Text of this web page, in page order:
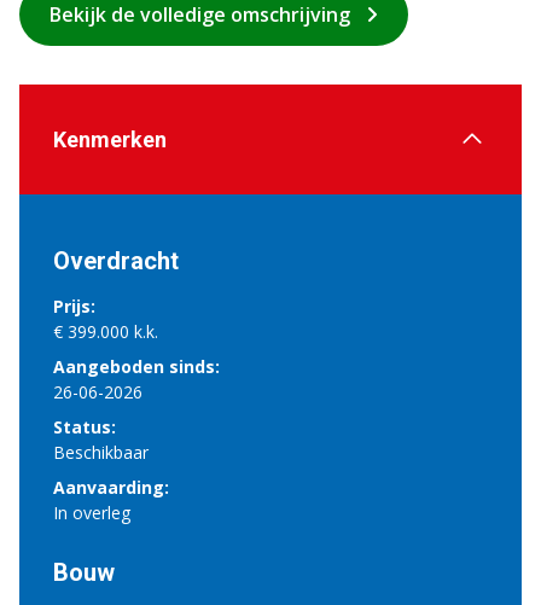
Bekijk de volledige omschrijving
Kenmerken
Overdracht
Prijs:
€ 399.000 k.k.
Aangeboden sinds:
26-06-2026
Status:
Beschikbaar
Aanvaarding:
In overleg
Bouw